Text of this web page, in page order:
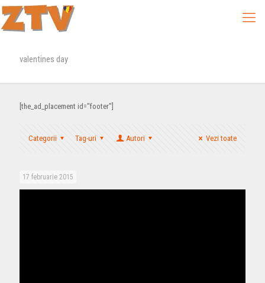
valentines day
[the_ad_placement id="footer"]
Categorii Tag-uri Autori Vezi toate
17 februarie 2015